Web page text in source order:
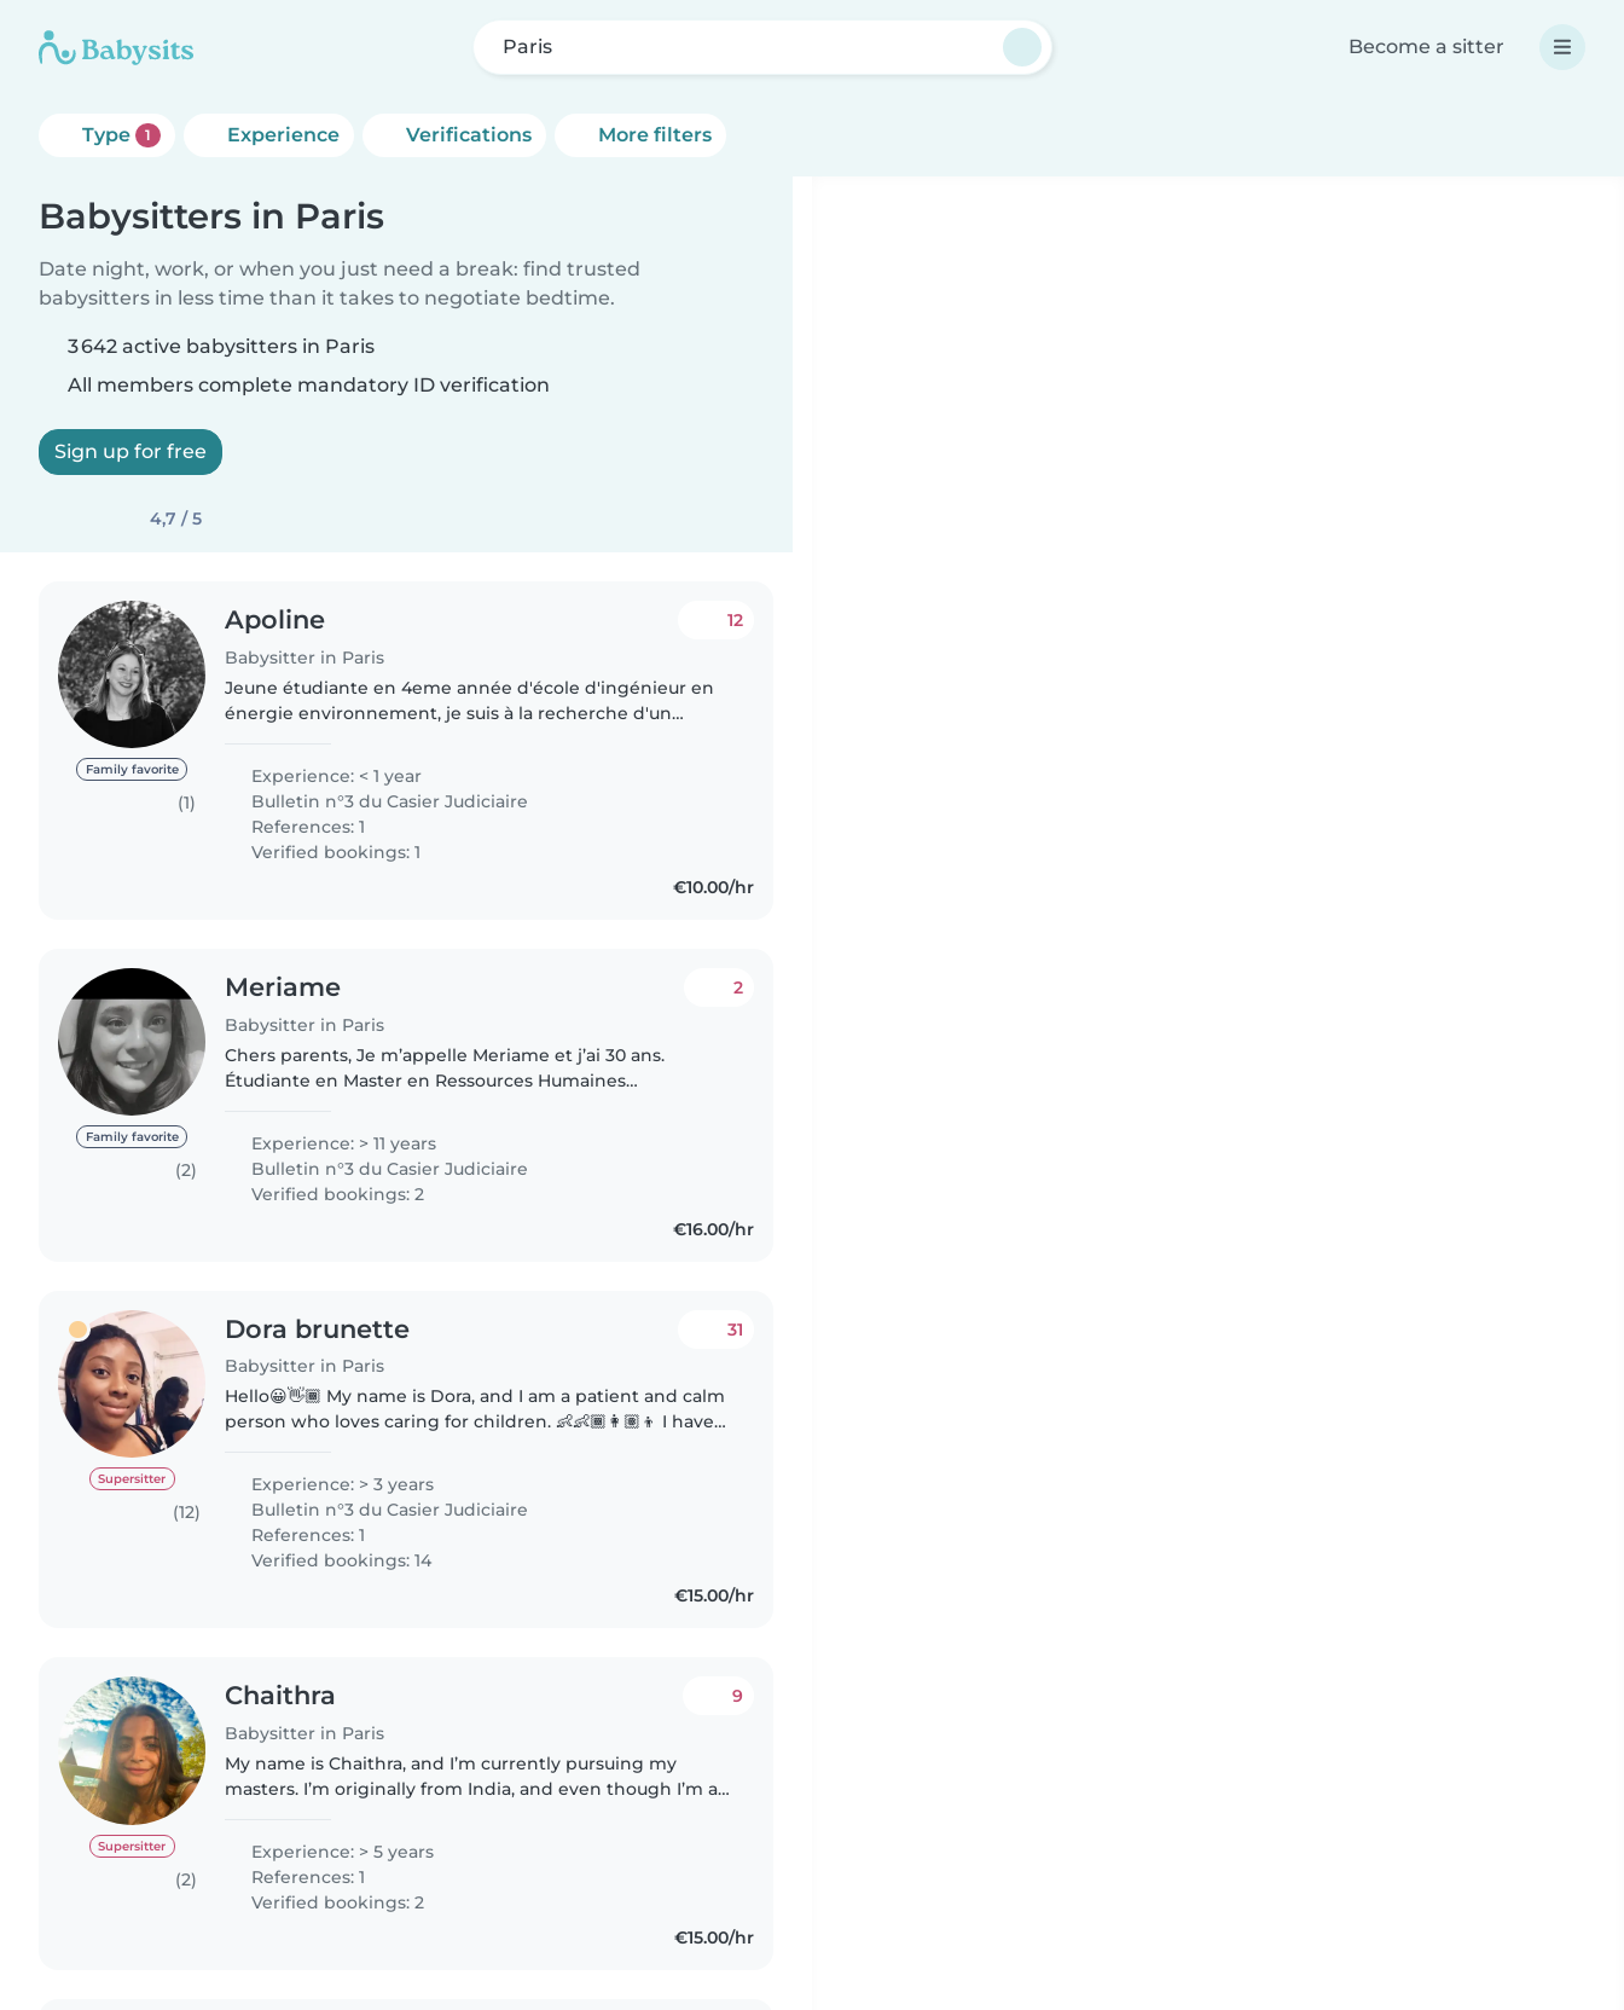
Paris Become a sitter
Type 1 Experience Verifications More filters
Babysitters in Paris
Date night, work, or when you just need a break: find trusted
babysitters in less time than it takes to negotiate bedtime.
3 642 active babysitters in Paris
All members complete mandatory ID verification
Sign up for free
4,7 / 5
Family favorite
(1)
Apoline
Babysitter in Paris
12
Jeune étudiante en 4eme année d'école d'ingénieur en
énergie environnement, je suis à la recherche d'un
fait un voyage humanitaire..
Experience: < 1 year
Bulletin n°3 du Casier Judiciaire
References: 1
Verified bookings: 1
€10.00/hr
Family favorite
(2)
Meriame
Babysitter in Paris
2
Chers parents, Je m’appelle Meriame et j’ai 30 ans.
Étudiante en Master en Ressources Humaines
Experience: > 11 years
Bulletin n°3 du Casier Judiciaire
Verified bookings: 2
€16.00/hr
Supersitter
(12)
Dora brunette
Babysitter in Paris
31
Hello😀👋🏾 My name is Dora, and I am a patient and calm
person who loves caring for children. 👶👶🏾👩🏽👦 I have
years, ensuring their..
Experience: > 3 years
Bulletin n°3 du Casier Judiciaire
References: 1
Verified bookings: 14
€15.00/hr
Supersitter
(2)
Chaithra
Babysitter in Paris
9
My name is Chaithra, and I’m currently pursuing my
masters. I’m originally from India, and even though I’m an
From my teenage..
Experience: > 5 years
References: 1
Verified bookings: 2
€15.00/hr